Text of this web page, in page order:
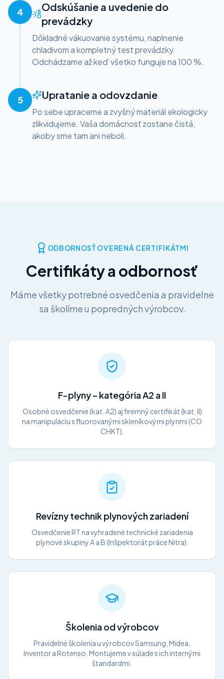
4
Odskúšanie a uvedenie do
prevádzky
Dôkladné vákuovanie systému, naplnenie
chladivom a kompletný test prevádzky.
Odchádzame až keď všetko funguje na 100 %.
5 Upratanie a odovzdanie
Po sebe upraceme a zvyšný materiál ekologicky
zlikvidujeme. Vaša domácnosť zostane čistá,
akoby sme tam ani neboli.
ODBORNOSŤ OVERENÁ CERTIFIKÁTMI
Certifikáty a odbornosť
Máme všetky potrebné osvedčenia a pravidelne
sa školíme u popredných výrobcov.
F-plyny – kategória A2 a II
Osobné osvedčenie (kat. A2) aj firemný certifikát (kat. II)
na manipuláciu s fluorovanými skleníkovými plynmi (CO
CHKT).
Revízny technik plynových zariadení
Osvedčenie RT na vyhradené technické zariadenia
plynové skupiny A a B (Inšpektorát práce Nitra).
Školenia od výrobcov
Pravidelné školenia u výrobcov Samsung, Midea,
Inventor a Rotenso. Montujeme v súlade s ich internými
štandardmi.